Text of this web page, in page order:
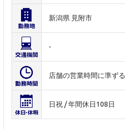
新潟県 見附市
-
店舗の営業時間に準ずる
日祝 / 年間休日108日